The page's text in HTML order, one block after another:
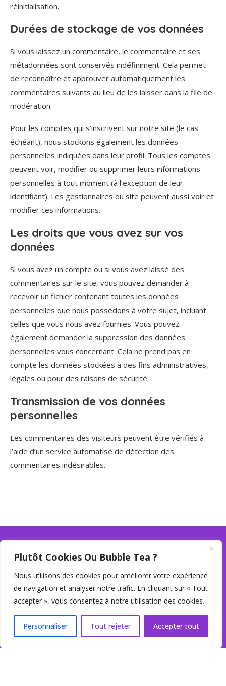
Plutôt Cookies Ou Bubble Tea ?
Nous utilisons des cookies pour améliorer votre expérience
de navigation et analyser notre trafic. En cliquant sur « Tout
accepter », vous consentez à notre utilisation des cookies.
Personnaliser Tout rejeter Accepter tout
réinitialisation.
Durées de stockage de vos données
Si vous laissez un commentaire, le commentaire et ses
métadonnées sont conservés indéfiniment. Cela permet
de reconnaître et approuver automatiquement les
commentaires suivants au lieu de les laisser dans la file de
modération.
Pour les comptes qui s’inscrivent sur notre site (le cas
échéant), nous stockons également les données
personnelles indiquées dans leur profil. Tous les comptes
peuvent voir, modifier ou supprimer leurs informations
personnelles à tout moment (à l’exception de leur
identifiant). Les gestionnaires du site peuvent aussi voir et
modifier ces informations.
Les droits que vous avez sur vos
données
Si vous avez un compte ou si vous avez laissé des
commentaires sur le site, vous pouvez demander à
recevoir un fichier contenant toutes les données
personnelles que nous possédons à votre sujet, incluant
celles que vous nous avez fournies. Vous pouvez
également demander la suppression des données
personnelles vous concernant. Cela ne prend pas en
compte les données stockées à des fins administratives,
légales ou pour des raisons de sécurité.
Transmission de vos données
personnelles
Les commentaires des visiteurs peuvent être vérifiés à
l’aide d’un service automatisé de détection des
commentaires indésirables.